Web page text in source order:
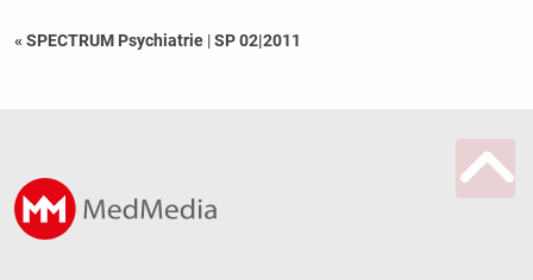
« SPECTRUM Psychiatrie |SP 02|2011